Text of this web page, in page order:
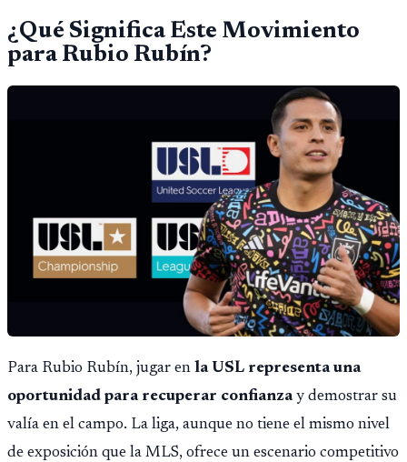
¿Qué Significa Este Movimiento
para Rubio Rubín?
Para Rubio Rubín, jugar en la USL representa una
oportunidad para recuperar confianzay demostrar su
valía en el campo. La liga, aunque no tiene el mismo nivel
de exposición que la MLS, ofrece un escenario competitivo